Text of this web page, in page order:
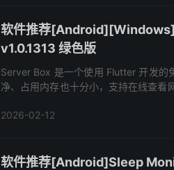
软件推荐
v1.0.1313 绿色版
Server Box 是一个使用 Flutter 开发的
净、占用内存也十分小，支持在线查看
2026-02-12
软件推荐[Android]Sleep